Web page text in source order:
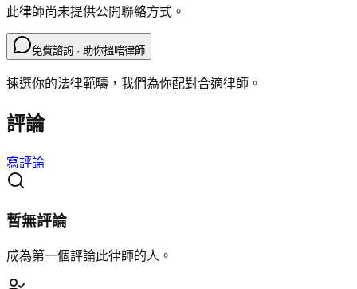
此律師尚未提供公開聯絡方式。
免費諮詢 · 助你搵啱律師
揀選你的法律範疇，我們為你配對合適律師。
評論
寫評論
暫無評論
成為第一個評論此律師的人。